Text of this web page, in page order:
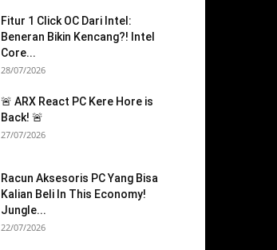
Fitur 1 Click OC Dari Intel:
Beneran Bikin Kencang?! Intel
Core...
28/07/2026
🚨 ARX React PC Kere Hore is
Back! 🚨
27/07/2026
Racun Aksesoris PC Yang Bisa
Kalian Beli In This Economy!
Jungle...
22/07/2026